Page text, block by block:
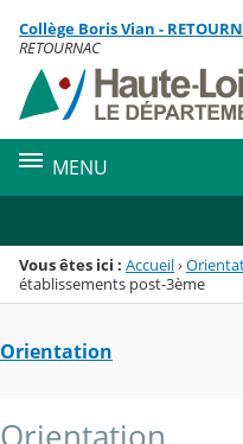
Menu de la rubrique
Contenu
Collège Boris Vian -
RETOURNAC
MENU
Vous êtes ici : Accueil›
établissements post-3ème
Orientation